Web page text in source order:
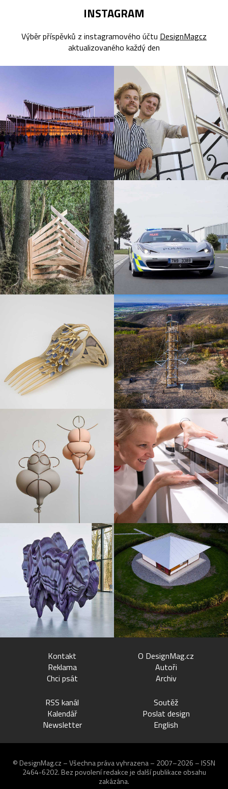
INSTAGRAM
Výběr příspěvků z instagramového účtu DesignMagcz
aktualizovaného každý den
Kontakt
Reklama
Chci psát
O DesignMag.cz
Autoři
Archiv
RSS kanál
Kalendář
Newsletter
Soutěž
Poslat design
English
© DesignMag.cz – Všechna práva vyhrazena – 2007–2026 – ISSN
2464-6202. Bez povolení redakce je další publikace obsahu
zakázána.